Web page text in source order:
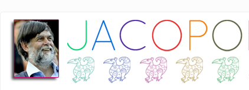
Salta
contenuto
principale